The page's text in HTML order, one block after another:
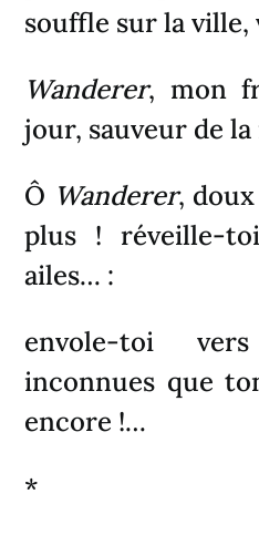
souffle sur la
Wanderer, mon
jour, sauveur de
Ô Wanderer,
plus ! réveille-
ailes… :
envole-toi
inconnues que
encore !…
*